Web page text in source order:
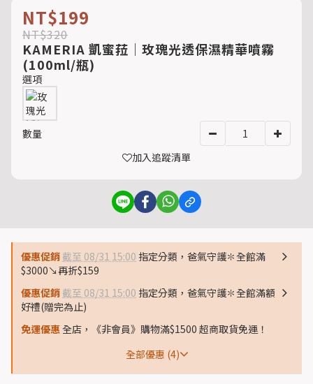
NT$199
NT$320
KAMERIA 凱蜜菈｜玫瑰光透保濕精華噴霧
(100ml/瓶)
選項
數量
加入追蹤清單
優惠促銷 截至 08/31 15:00 指定分類，爸氣守護✽全館滿
$3000↘再折$159
優惠促銷 截至 08/31 15:00 指定分類，爸氣守護✽全館滿額
好禮(贈完為止)
免運優惠全店，《非會員》購物滿$1500 超商取貨免運！
全部優惠 (4)